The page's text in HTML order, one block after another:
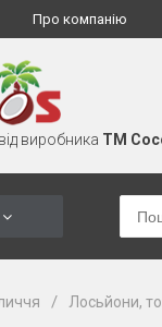
Про компанію
виробника TM
/ Лосьйони,